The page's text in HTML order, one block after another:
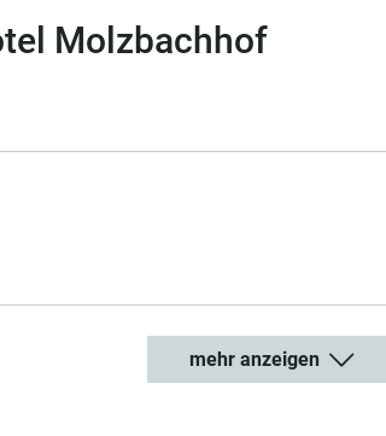
Molzbachhof
mehr anzeigen